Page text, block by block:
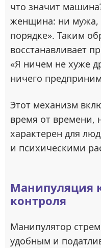
что значит
женщина: ни мужа,
порядке». Таким
восстанавливает
«Я ничем не хуже
ничего
Этот механизм
время от времени,
характерен для
и психическими
Манипуляция
контроля
Манипулятор
удобным и